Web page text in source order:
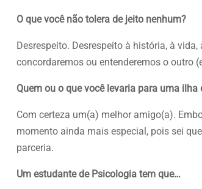
O que você não tolera de jeito nenhum?
Desrespeito. Desrespeito à história, à
concordaremos ou entenderemos o outro
Quem ou o que você levaria para uma ilha
Com certeza um(a) melhor amigo(a).
momento ainda mais especial, pois sei
parceria.
Um estudante de Psicologia tem que…